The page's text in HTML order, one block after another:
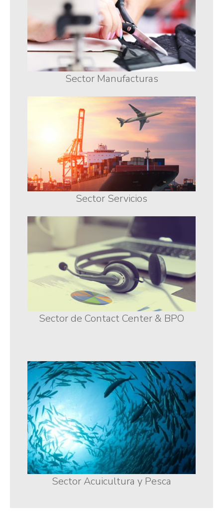
Sector Manufacturas
Sector Servicios
Sector de Contact Center & BPO
Sector Acuicultura y Pesca